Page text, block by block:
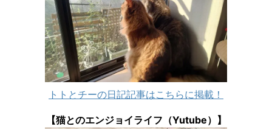
トトとチーの日記記事はこちらに掲載！
【猫とのエンジョイライフ（Yutube）】